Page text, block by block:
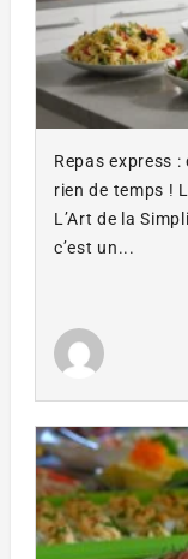
Repas express
rien de temps !
L’Art de la
c’est un...